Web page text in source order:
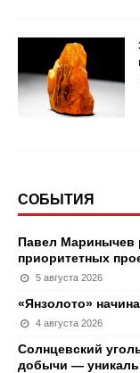
СОБЫТИЯ
Павел Маринычев
приоритетных
5 августа 2026
«Янзолото»
4 августа 2026
Солнцевский
добычи —